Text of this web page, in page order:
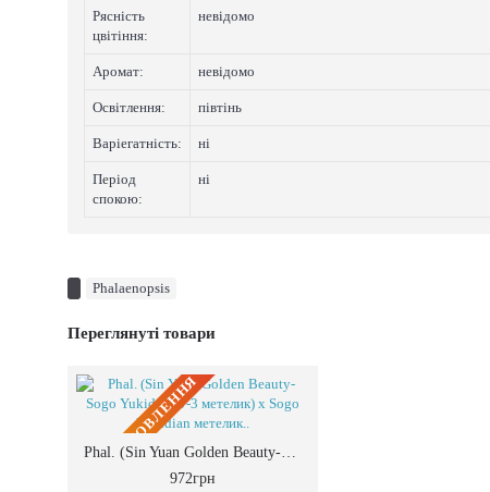
Рясність
цвітіння:
невідомо
Аромат: невідомо
Освітлення: півтінь
Варіегатнicть: нi
Період
спокою:
нi
Phalaenopsis
Переглянуті товари
ПIД ЗАМОВЛЕННЯ
Phal. (Sin Yuan Golden Beauty-Sogo Yukidian V-3 метелик) x Sogo Yukidian метелик..
972грн